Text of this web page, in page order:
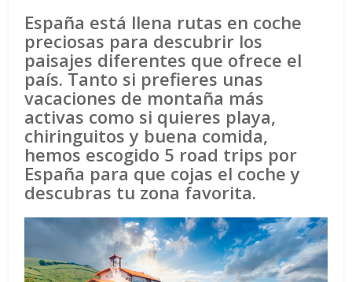
España está llena rutas en coche
preciosas para descubrir los
paisajes diferentes que ofrece el
país. Tanto si prefieres unas
vacaciones de montaña más
activas como si quieres playa,
chiringuitos y buena comida,
hemos escogido 5 road trips por
España para que cojas el coche y
descubras tu zona favorita.